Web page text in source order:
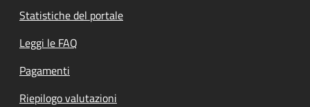
Statistiche del portale
Leggi le FAQ
Pagamenti
Riepilogo valutazioni